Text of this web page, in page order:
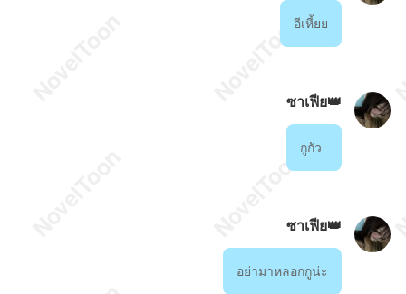
อีเหี้ยย
ซาเฟีย👑
กูกัว
ซาเฟีย👑
อย่ามาหลอกกูน่ะ